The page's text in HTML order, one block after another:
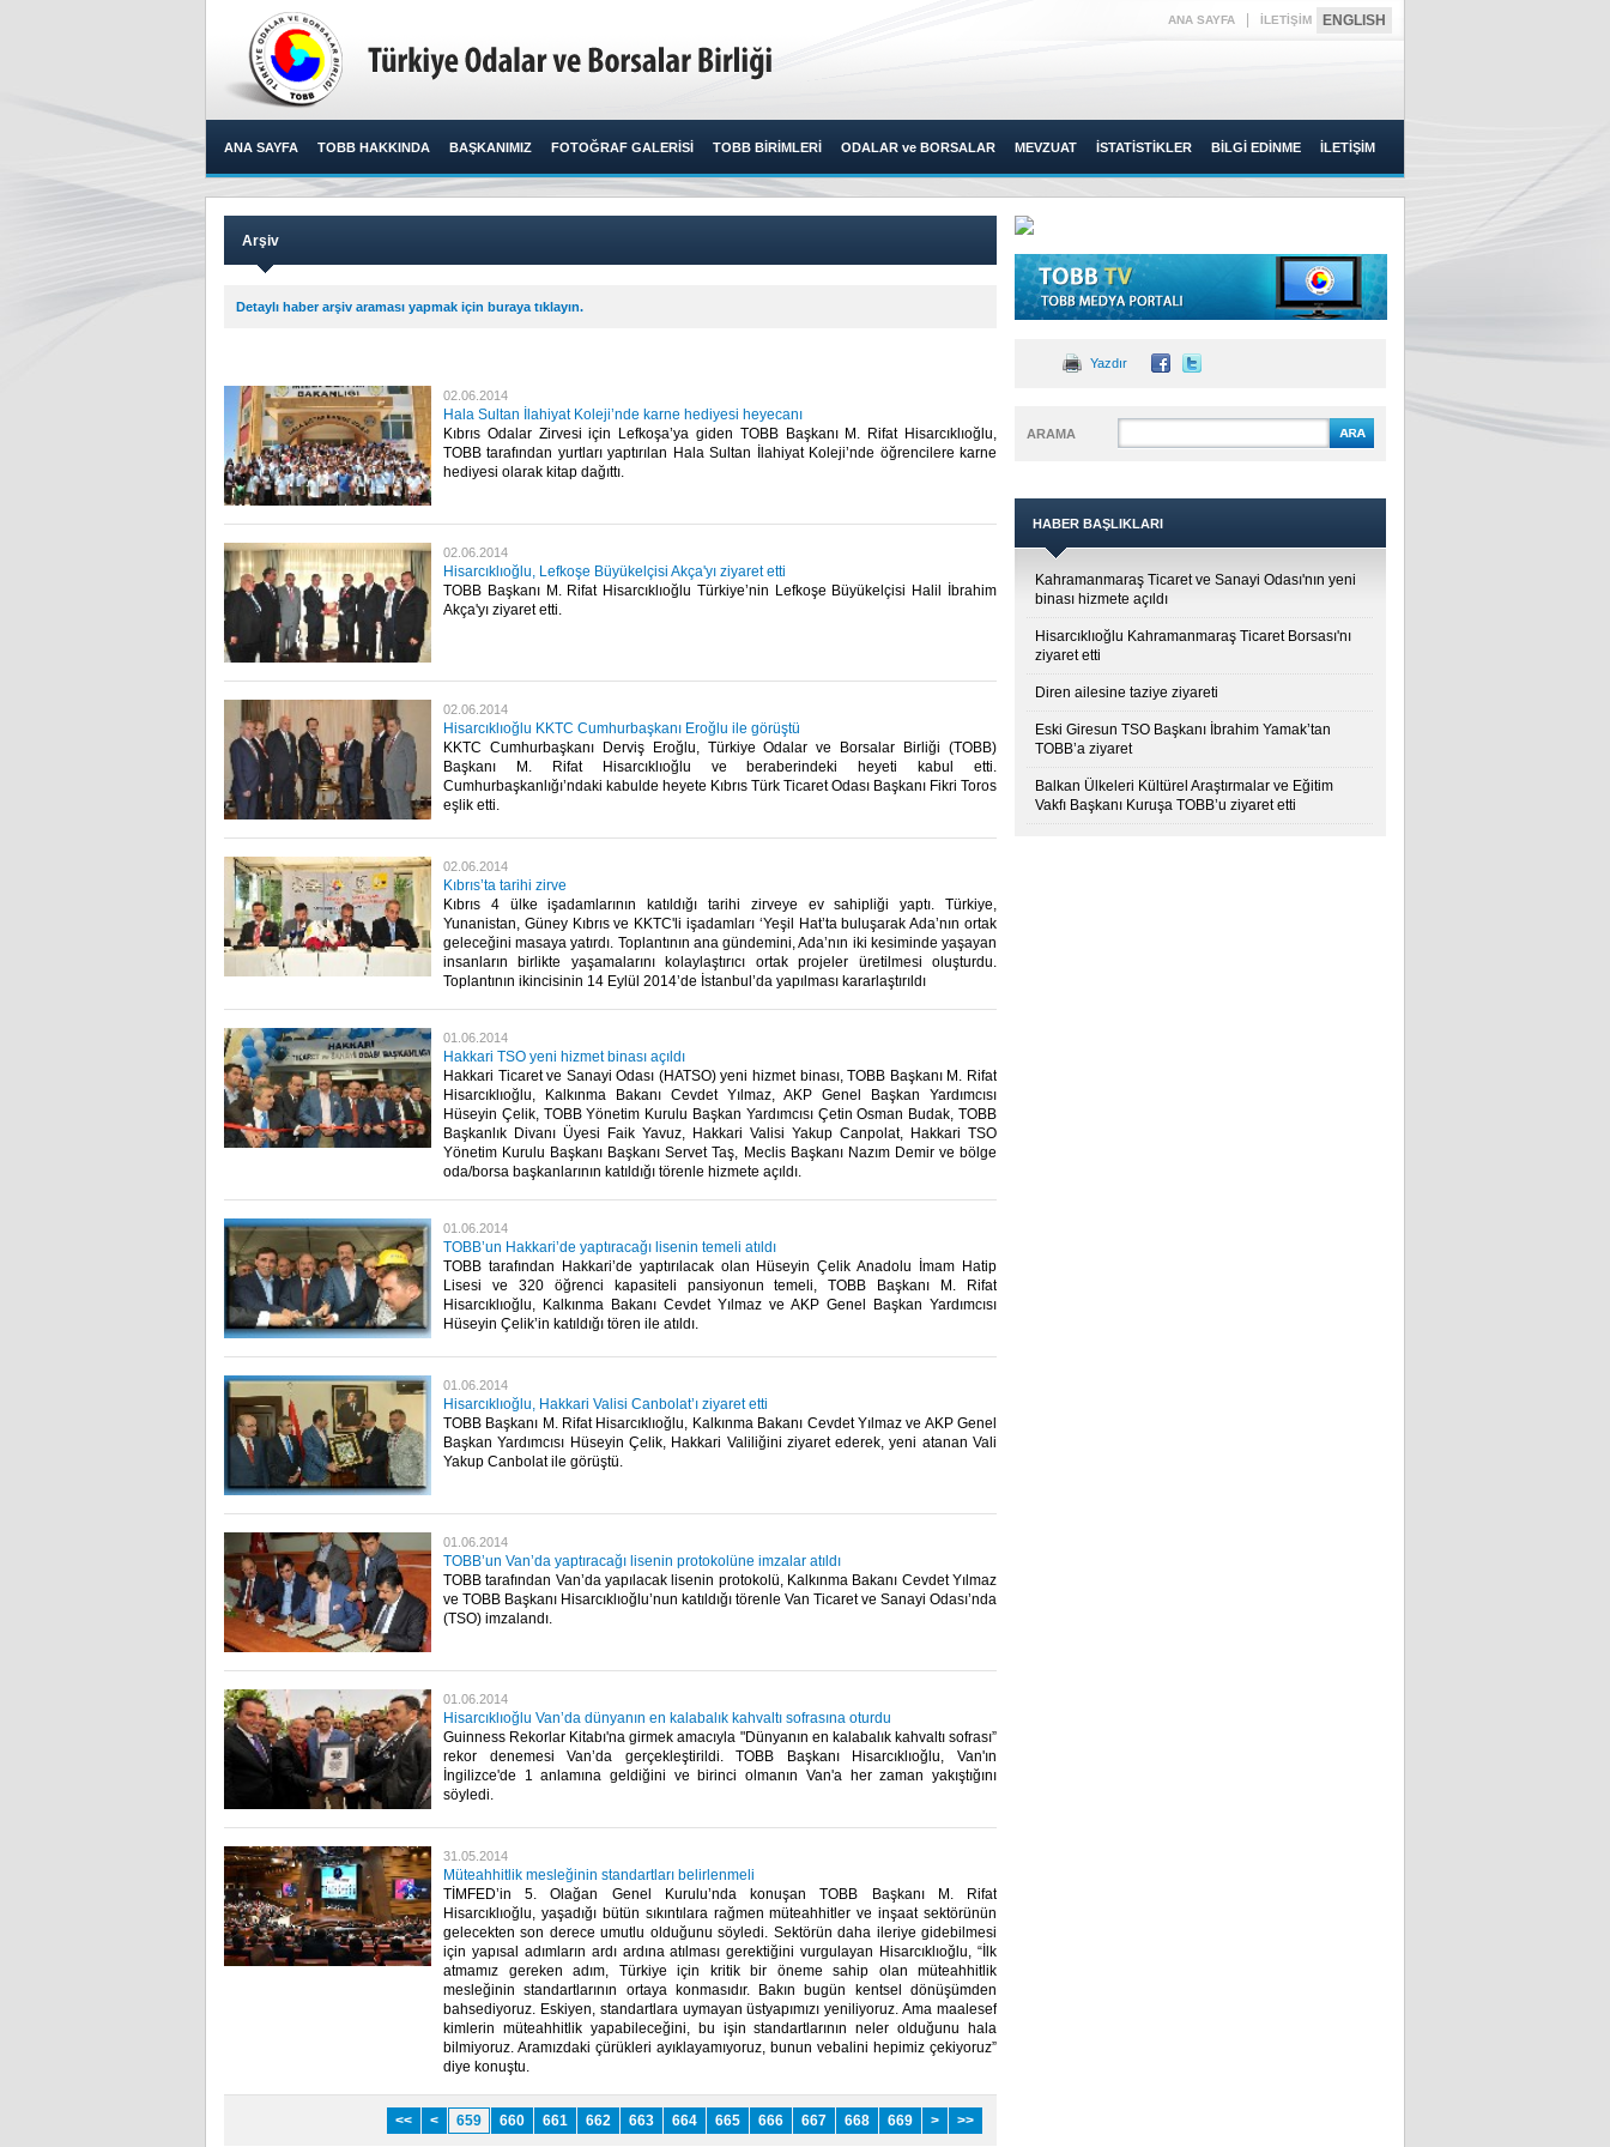
ANA SAYFA İLETİŞİM ENGLISH
ANA SAYFA TOBB HAKKINDA BAŞKANIMIZ FOTOĞRAF GALERİSİ TOBB BİRİMLERİ ODALAR ve BORSALAR MEVZUAT İSTATİSTİKLER BİLGİ EDİNME İLETİŞİM
Arşiv
Detaylı haber arşiv araması yapmak için buraya tıklayın.
02.06.2014
Hala Sultan İlahiyat Koleji’nde karne hediyesi heyecanı
Kıbrıs Odalar Zirvesi için Lefkoşa’ya giden TOBB Başkanı M. Rifat Hisarcıklıoğlu,
TOBB tarafından yurtları yaptırılan Hala Sultan İlahiyat Koleji’nde öğrencilere karne
hediyesi olarak kitap dağıttı.​
02.06.2014
Hisarcıklıoğlu, Lefkoşe Büyükelçisi Akça'yı ziyaret etti
TOBB Başkanı M. Rifat Hisarcıklıoğlu Türkiye’nin Lefkoşe Büyükelçisi Halil İbrahim
Akça'yı ziyaret etti.​
02.06.2014
Hisarcıklıoğlu KKTC Cumhurbaşkanı Eroğlu ile görüştü
KKTC Cumhurbaşkanı Derviş Eroğlu, Türkiye Odalar ve Borsalar Birliği (TOBB)
Başkanı M. Rifat Hisarcıklıoğlu ve beraberindeki heyeti kabul etti.
Cumhurbaşkanlığı’ndaki kabulde heyete Kıbrıs Türk Ticaret Odası Başkanı Fikri Toros
eşlik etti.​
02.06.2014
Kıbrıs’ta tarihi zirve
Kıbrıs 4 ülke işadamlarının katıldığı tarihi zirveye ev sahipliği yaptı. Türkiye,
Yunanistan, Güney Kıbrıs ve KKTC'li işadamları ‘Yeşil Hat’ta buluşarak Ada’nın ortak
geleceğini masaya yatırdı. Toplantının ana gündemini, Ada’nın iki kesiminde yaşayan
insanların birlikte yaşamalarını kolaylaştırıcı ortak projeler üretilmesi oluşturdu.
Toplantının ikincisinin 14 Eylül 2014’de İstanbul’da yapılması kararlaştırıldı​
01.06.2014
Hakkari TSO yeni hizmet binası açıldı
Hakkari Ticaret ve Sanayi Odası (HATSO) yeni hizmet binası, TOBB Başkanı M. Rifat
Hisarcıklıoğlu, Kalkınma Bakanı Cevdet Yılmaz, AKP Genel Başkan Yardımcısı
Hüseyin Çelik, TOBB Yönetim Kurulu Başkan Yardımcısı Çetin Osman Budak, TOBB
Başkanlık Divanı Üyesi Faik Yavuz, Hakkari Valisi Yakup Canpolat, Hakkari TSO
Yönetim Kurulu Başkanı Başkanı Servet Taş, Meclis Başkanı Nazım Demir ve bölge
oda/borsa başkanlarının katıldığı törenle hizmete açıldı.​
01.06.2014
TOBB’un Hakkari’de yaptıracağı lisenin temeli atıldı
TOBB tarafından Hakkari’de yaptırılacak olan Hüseyin Çelik Anadolu İmam Hatip
Lisesi ve 320 öğrenci kapasiteli pansiyonun temeli, TOBB Başkanı M. Rifat
Hisarcıklıoğlu, Kalkınma Bakanı Cevdet Yılmaz ve AKP Genel Başkan Yardımcısı
Hüseyin Çelik’in katıldığı tören ile atıldı.​
01.06.2014
Hisarcıklıoğlu, Hakkari Valisi Canbolat’ı ziyaret etti
TOBB Başkanı M. Rifat Hisarcıklıoğlu, Kalkınma Bakanı Cevdet Yılmaz ve AKP Genel
Başkan Yardımcısı Hüseyin Çelik, Hakkari Valiliğini ziyaret ederek, yeni atanan Vali
Yakup Canbolat ile görüştü.​
01.06.2014
TOBB’un Van’da yaptıracağı lisenin protokolüne imzalar atıldı
TOBB tarafından Van’da yapılacak lisenin protokolü, Kalkınma Bakanı Cevdet Yılmaz
ve TOBB Başkanı Hisarcıklıoğlu’nun katıldığı törenle Van Ticaret ve Sanayi Odası’nda
(TSO) imzalandı.​
01.06.2014
Hisarcıklıoğlu Van’da dünyanın en kalabalık kahvaltı sofrasına oturdu
Guinness Rekorlar Kitabı'na girmek amacıyla "Dünyanın en kalabalık kahvaltı sofrası”
rekor denemesi Van’da gerçekleştirildi. TOBB Başkanı Hisarcıklıoğlu, Van'ın
İngilizce'de 1 anlamına geldiğini ve birinci olmanın Van'a her zaman yakıştığını
söyledi.​
31.05.2014
Müteahhitlik mesleğinin standartları belirlenmeli
TİMFED’in 5. Olağan Genel Kurulu’nda konuşan TOBB Başkanı M. Rifat
Hisarcıklıoğlu, yaşadığı bütün sıkıntılara rağmen müteahhitler ve inşaat sektörünün
gelecekten son derece umutlu olduğunu söyledi. Sektörün daha ileriye gidebilmesi
için yapısal adımların ardı ardına atılması gerektiğini vurgulayan Hisarcıklıoğlu, “İlk
atmamız gereken adım, Türkiye için kritik bir öneme sahip olan müteahhitlik
mesleğinin standartlarının ortaya konmasıdır. Bakın bugün kentsel dönüşümden
bahsediyoruz. Eskiyen, standartlara uymayan üstyapımızı yeniliyoruz. Ama maalesef
kimlerin müteahhitlik yapabileceğini, bu işin standartlarının neler olduğunu hala
bilmiyoruz. Aramızdaki çürükleri ayıklayamıyoruz, bunun vebalini hepimiz çekiyoruz”
diye konuştu.​
<< < 659 660 661 662 663 664 665 666 667 668 669 > >>
Yazdır
ARAMA
HABER BAŞLIKLARI
Kahramanmaraş Ticaret ve Sanayi Odası'nın yeni
binası hizmete açıldı
Hisarcıklıoğlu Kahramanmaraş Ticaret Borsası'nı
ziyaret etti
Diren ailesine taziye ziyareti
Eski Giresun TSO Başkanı İbrahim Yamak’tan
TOBB’a ziyaret
Balkan Ülkeleri Kültürel Araştırmalar ve Eğitim
Vakfı Başkanı Kuruşa TOBB’u ziyaret etti